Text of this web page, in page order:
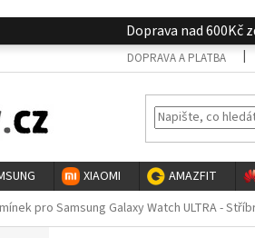
Doprava nad 600Kč
DOPRAVA A PLATBA
XIAOMI AMAZFIT
pro Samsung Galaxy Watch ULTRA -